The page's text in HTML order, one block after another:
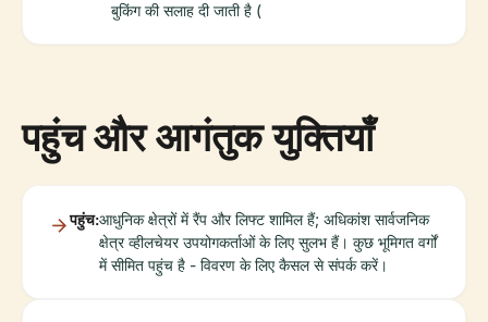
बुकिंग की सलाह दी जाती है (
पहुंच और आगंतुक युक्तियाँ
पहुंच:आधुनिक क्षेत्रों में रैंप और लिफ्ट शामिल हैं; अधिकांश सार्वजनिक
क्षेत्र व्हीलचेयर उपयोगकर्ताओं के लिए सुलभ हैं। कुछ भूमिगत वर्गों
में सीमित पहुंच है - विवरण के लिए कैसल से संपर्क करें।